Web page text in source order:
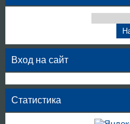
Вход на сайт
Статистика